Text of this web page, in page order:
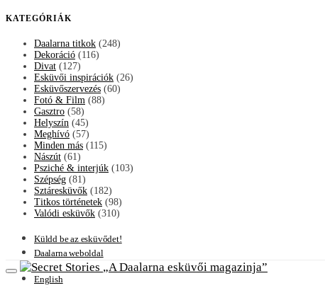
KATEGÓRIÁK
Daalarna titkok (248)
Dekoráció (116)
Divat (127)
Esküvői inspirációk (26)
Esküvőszervezés (60)
Fotó & Film (88)
Gasztro (58)
Helyszín (45)
Meghívó (57)
Minden más (115)
Nászút (61)
Psziché & interjúk (103)
Szépség (81)
Sztáresküvők (182)
Titkos történetek (98)
Valódi esküvők (310)
Küldd be az esküvődet!
Daalarna weboldal
English
A Daalarna esküvői magazinja